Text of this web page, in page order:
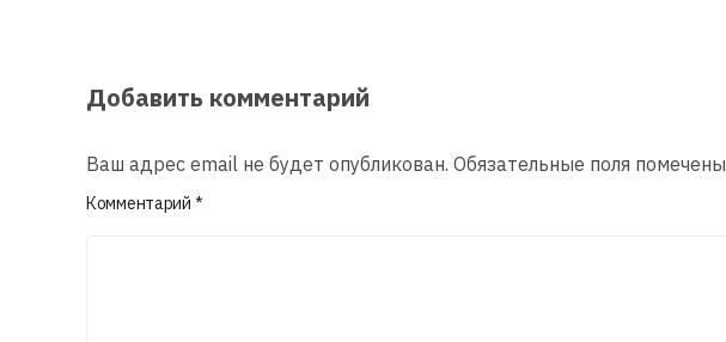
Добавить комментарий
Ваш адрес email не будет опубликован. Обязательные поля помечены
Комментарий *